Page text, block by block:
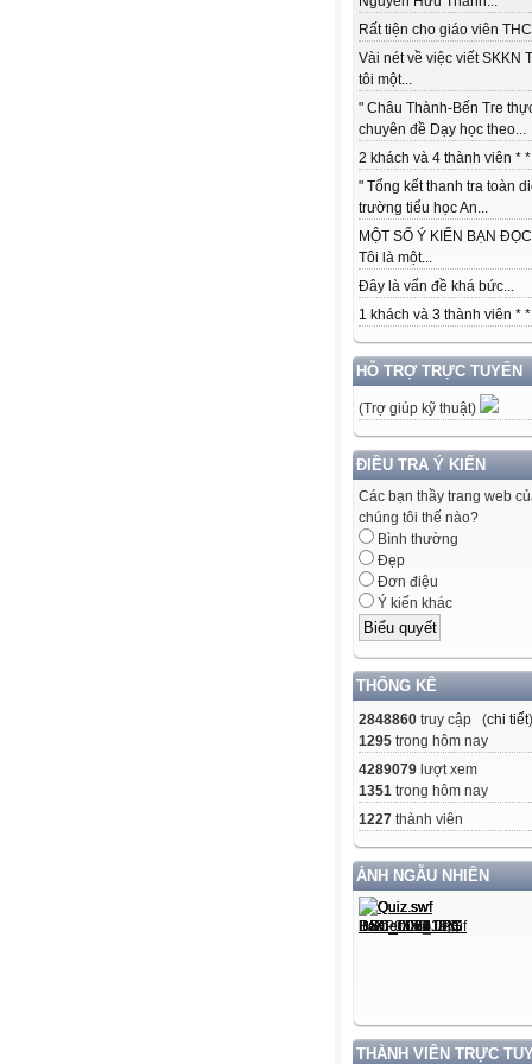
Rất tiện cho giáo viên
Vài nét về việc viết SKKN
tôi một...
" Châu Thành-Bến Tre
chuyên đề Dạy học theo...
2 khách và 4 thành viên *
" Tổng kết thanh tra toàn
trường tiểu học An...
MỘT SỐ Ý KIẾN BẠN
Tôi là một...
Đây là vấn đề khá bức...
1 khách và 3 thành viên *
HỖ TRỢ TRỰC TUYẾN
(Trợ giúp kỹ thuật)
ĐIỀU TRA Ý KIẾN
Các bạn thầy trang web
chúng tôi thế nào?
Bình thường
Đẹp
Đơn điệu
Ý kiến khác
THỐNG KÊ
2848860 truy cập (chi tiết)
1295 trong hôm nay
4289079 lượt xem
1351 trong hôm nay
1227 thành viên
ẢNH NGẪU NHIÊN
THÀNH VIÊN TRỰC